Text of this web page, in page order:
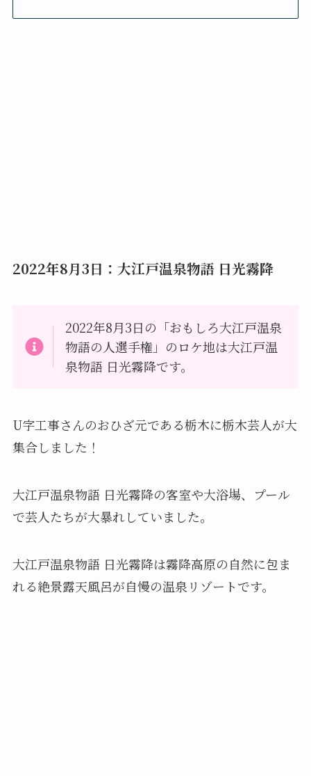
2022年8月3日：大江戸温泉物語 日光霧降
2022年8月3日の「おもしろ大江戸温泉
物語の人選手権」のロケ地は大江戸温
泉物語 日光霧降です。
U字工事さんのおひざ元である栃木に栃木芸人が大
集合しました！
大江戸温泉物語 日光霧降の客室や大浴場、プール
で芸人たちが大暴れしていました。
大江戸温泉物語 日光霧降は霧降高原の自然に包ま
れる絶景露天風呂が自慢の温泉リゾートです。